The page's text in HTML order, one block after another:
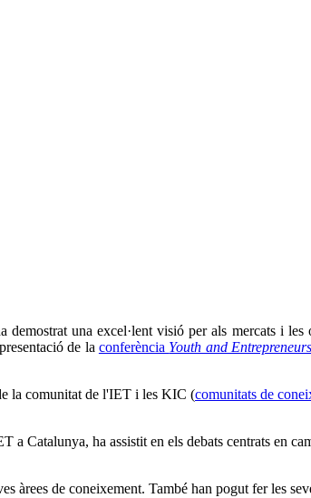
una excel·lent visió per als mercats i les
de la conferència Youth and
la comunitat de l'IET i les KIC (comunitats de
Catalunya, ha assistit en els debats centrats en
àrees de coneixement. També han pogut fer les